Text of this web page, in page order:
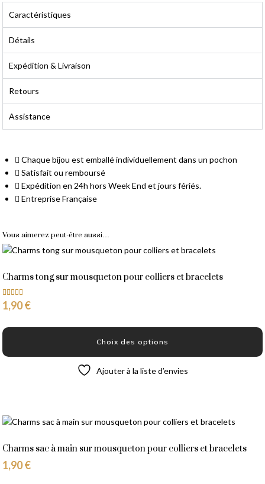
sur
pour
et
Caractéristiques
Détails
Expédition & Livraison
Retours
Assistance
Livraison Gratuite
À partir de 14,90 € d'achat
Chaque bijou est emballé individuellement dans un pochon
Satisfait ou remboursé
Expédition en 24h hors Week End et jours fériés.
Entreprise Française
Vous aimerez peut-être aussi…
Charms tong sur mousqueton pour colliers et bracelets
Note
5.00
1,90€
Choix des options
variations.
Les
peuvent
être
Ajouter à la liste d’envies
Charms sac à main sur mousqueton pour colliers et bracelets
1,90€